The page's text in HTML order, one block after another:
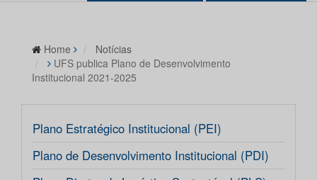
Home
Notícias
UFS publica Plano de Desenvolvimento
Institucional 2021-2025
Plano Estratégico Institucional (PEI)
Plano de Desenvolvimento Institucional (PDI)